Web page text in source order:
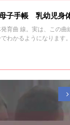
子手帳 乳幼児身
育曲 線。実は、この
わかるようになります
arrow_forward_ios